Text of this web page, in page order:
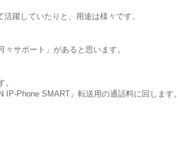
躍していたりと、用途は様々です。
サポート」があると思います。
Phone SMART」転送用の通話料に回します。